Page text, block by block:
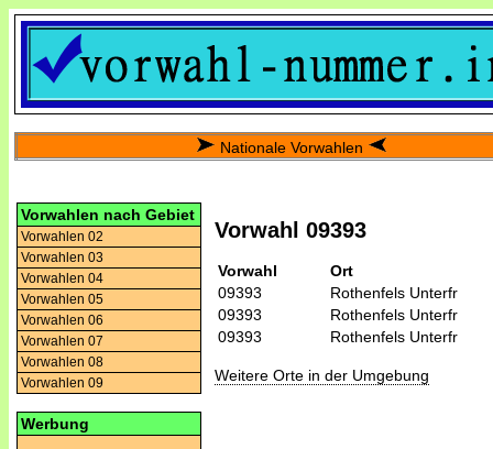
Nationale Vorwahlen
Vorwahlen nach Gebiet
Vorwahlen 02
Vorwahlen 03
Vorwahlen 04
Vorwahlen 05
Vorwahlen 06
Vorwahlen 07
Vorwahlen 08
Vorwahlen 09
Werbung
Vorwahl 09393
Vorwahl
Ort
09393
Rothenfels Unterfr
09393
Rothenfels Unterfr
09393
Rothenfels Unterfr
Weitere Orte in der Umgebung